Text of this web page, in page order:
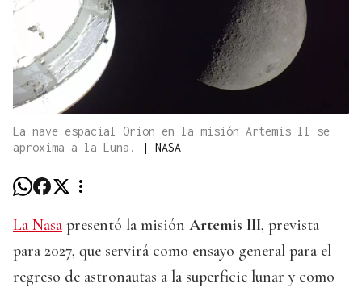
La nave espacial Orion en la misión Artemis II se
aproxima a la Luna.
| NASA
La Nasa presentó la misión Artemis III, prevista
para 2027, que servirá como ensayo general para el
regreso de astronautas a la superficie lunar y como